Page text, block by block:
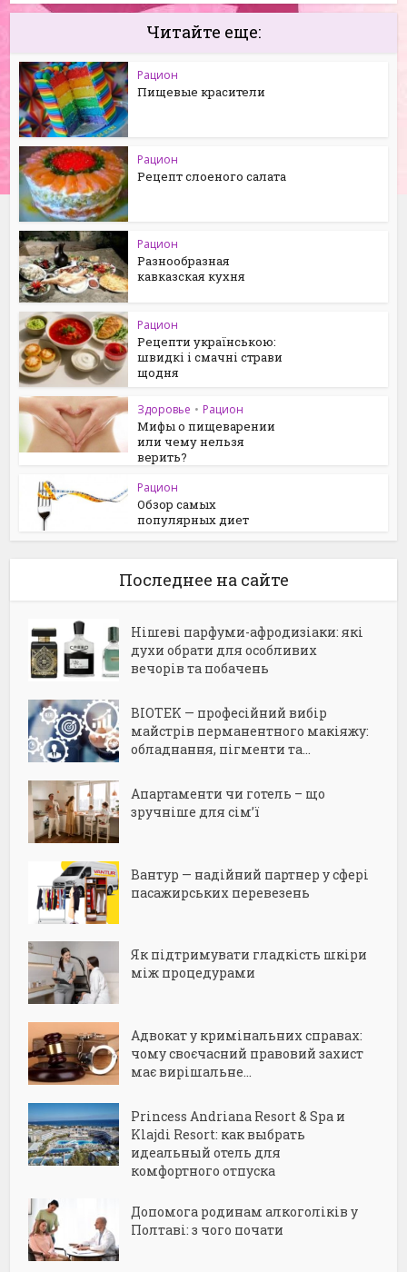
Читайте еще:
Рацион
Пищевые красители
Рацион
Рецепт слоеного салата
Рацион
Разнообразная
кавказская кухня
Рацион
Рецепти українською:
швидкі і смачні страви
щодня
Здоровье • Рацион
Мифы о пищеварении
или чему нельзя
верить?
Рацион
Обзор самых
популярных диет
Последнее на сайте
Нішеві парфуми-афродизіаки: які
духи обрати для особливих
вечорів та побачень
BIOTEK — професійний вибір
майстрів перманентного макіяжу:
обладнання, пігменти та...
Апартаменти чи готель – що
зручніше для сім’ї
Вантур — надійний партнер у сфері
пасажирських перевезень
Як підтримувати гладкість шкіри
між процедурами
Адвокат у кримінальних справах:
чому своєчасний правовий захист
має вирішальне...
Princess Andriana Resort & Spa и
Klajdi Resort: как выбрать
идеальный отель для
комфортного отпуска
Допомога родинам алкоголіків у
Полтаві: з чого почати